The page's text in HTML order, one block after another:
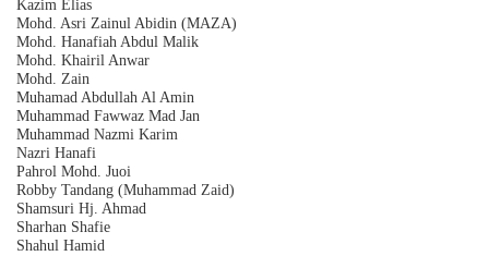
Kazim Elias
Mohd. Asri Zainul Abidin (MAZA)
Mohd. Hanafiah Abdul Malik
Mohd. Khairil Anwar
Mohd. Zain
Muhamad Abdullah Al Amin
Muhammad Fawwaz Mad Jan
Muhammad Nazmi Karim
Nazri Hanafi
Pahrol Mohd. Juoi
Robby Tandang (Muhammad Zaid)
Shamsuri Hj. Ahmad
Sharhan Shafie
Shahul Hamid